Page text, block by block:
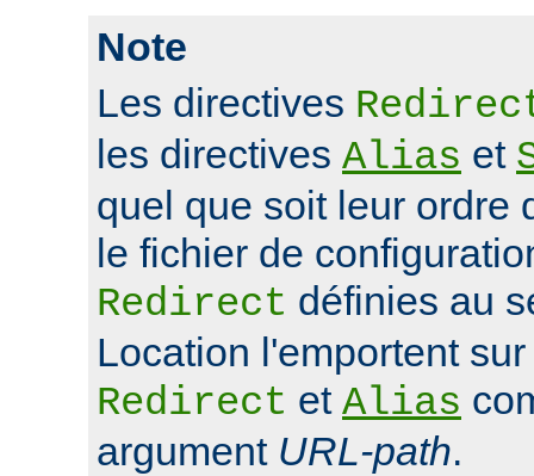
Note
Les directives
les directives Alias et
quel que soit leur ordre
le fichier de
Redirect définies au
Location l'emportent
Redirect et Alias
argument URL-path.